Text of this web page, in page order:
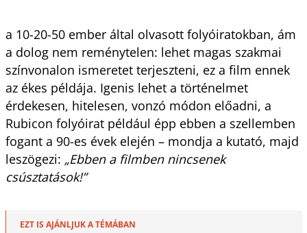
a 10-20-50 ember által olvasott folyóiratokban, ám
a dolog nem reménytelen: lehet magas szakmai
színvonalon ismeretet terjeszteni, ez a film ennek
az ékes példája. Igenis lehet a történelmet
érdekesen, hitelesen, vonzó módon előadni, a
Rubicon folyóirat például épp ebben a szellemben
fogant a 90-es évek elején – mondja a kutató, majd
leszögezi: „Ebben a filmben nincsenek
csúsztatások!”
EZT IS AJÁNLJUK A TÉMÁBAN